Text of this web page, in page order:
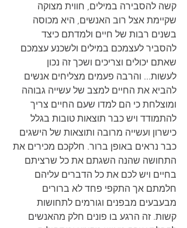
קשה להסבירה במילים, חווית מצוקה
שקיימת אצל רוב האנשים, היא מכוסה
בשנים רבות של חיים ולמדתם כיצד
להסביר לעצמכם במילים ולשכנע עצמכם
שאתם יכולים וצריכים ושכך זה נכון
לעשות... והרבה פעמים מצליחים אנשים
להביא את החיים למצב של עשייה גבוהה
ומוצלחת כי הם למדו שעם החיים צריך
להתמודד ויש כבר תוצאות טובות בגלל
כישרון ועשייה מרובה ותוצאות של הישגים
כבר נראים באופן ברור. חלקכם מכירים את
התחושה שהנה השגתם את כל שרציתם
בחיים ויש לכם את כל הדברים עליהם
חלמתם אך התקפי פחד לא ברורים
מבעבעים מבפנים וגורמים לתחושות
קשות. זה הרגע בו פונים חלק מהאנשים